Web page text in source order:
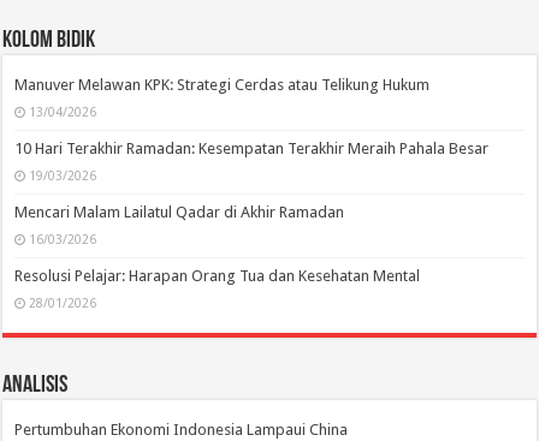
Kolom Bidik
Manuver Melawan KPK: Strategi Cerdas atau Telikung Hukum
13/04/2026
10 Hari Terakhir Ramadan: Kesempatan Terakhir Meraih Pahala Besar
19/03/2026
Mencari Malam Lailatul Qadar di Akhir Ramadan
16/03/2026
Resolusi Pelajar: Harapan Orang Tua dan Kesehatan Mental
28/01/2026
Analisis
Pertumbuhan Ekonomi Indonesia Lampaui China